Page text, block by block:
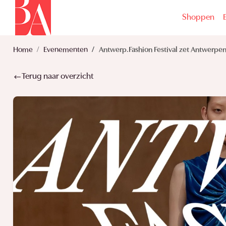
Shoppen
Home Evenementen Antwerp.Fashion Festival zet
Terug naar overzicht